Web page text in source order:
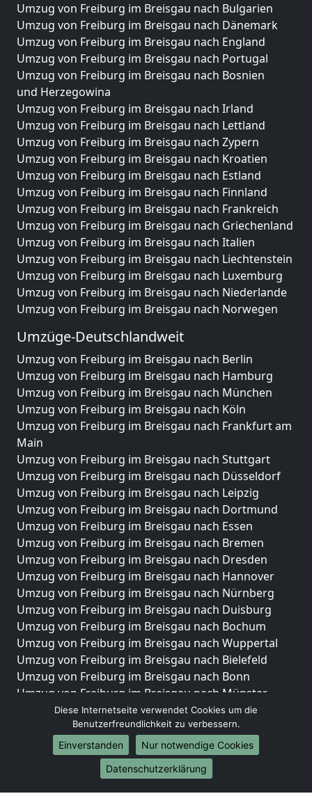
Umzug von Freiburg im Breisgau nach Bulgarien
Umzug von Freiburg im Breisgau nach Dänemark
Umzug von Freiburg im Breisgau nach England
Umzug von Freiburg im Breisgau nach Portugal
Umzug von Freiburg im Breisgau nach Bosnien
und Herzegowina
Umzug von Freiburg im Breisgau nach Irland
Umzug von Freiburg im Breisgau nach Lettland
Umzug von Freiburg im Breisgau nach Zypern
Umzug von Freiburg im Breisgau nach Kroatien
Umzug von Freiburg im Breisgau nach Estland
Umzug von Freiburg im Breisgau nach Finnland
Umzug von Freiburg im Breisgau nach Frankreich
Umzug von Freiburg im Breisgau nach Griechenland
Umzug von Freiburg im Breisgau nach Italien
Umzug von Freiburg im Breisgau nach Liechtenstein
Umzug von Freiburg im Breisgau nach Luxemburg
Umzug von Freiburg im Breisgau nach Niederlande
Umzug von Freiburg im Breisgau nach Norwegen
Umzüge-Deutschlandweit
Umzug von Freiburg im Breisgau nach Berlin
Umzug von Freiburg im Breisgau nach Hamburg
Umzug von Freiburg im Breisgau nach München
Umzug von Freiburg im Breisgau nach Köln
Umzug von Freiburg im Breisgau nach Frankfurt am
Main
Umzug von Freiburg im Breisgau nach Stuttgart
Umzug von Freiburg im Breisgau nach Düsseldorf
Umzug von Freiburg im Breisgau nach Leipzig
Umzug von Freiburg im Breisgau nach Dortmund
Umzug von Freiburg im Breisgau nach Essen
Umzug von Freiburg im Breisgau nach Bremen
Umzug von Freiburg im Breisgau nach Dresden
Umzug von Freiburg im Breisgau nach Hannover
Umzug von Freiburg im Breisgau nach Nürnberg
Umzug von Freiburg im Breisgau nach Duisburg
Umzug von Freiburg im Breisgau nach Bochum
Umzug von Freiburg im Breisgau nach Wuppertal
Umzug von Freiburg im Breisgau nach Bielefeld
Umzug von Freiburg im Breisgau nach Bonn
Umzug von Freiburg im Breisgau nach Münster
Internationale-Umzüge
Umzug von Freiburg im Breisgau nach Brasilien
Umzug von Freiburg im Breisgau nach Brunei
Umzug von Freiburg im Breisgau nach Burkina Faso
Diese Internetseite verwendet Cookies um die
Benutzerfreundlichkeit zu verbessern.
Einverstanden
Nur notwendige Cookies
Datenschutzerklärung